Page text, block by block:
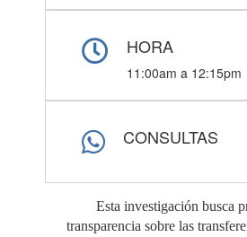
HORA
11:00am a 12:15pm
CONSULTAS
Esta investigación busca
transparencia sobre las